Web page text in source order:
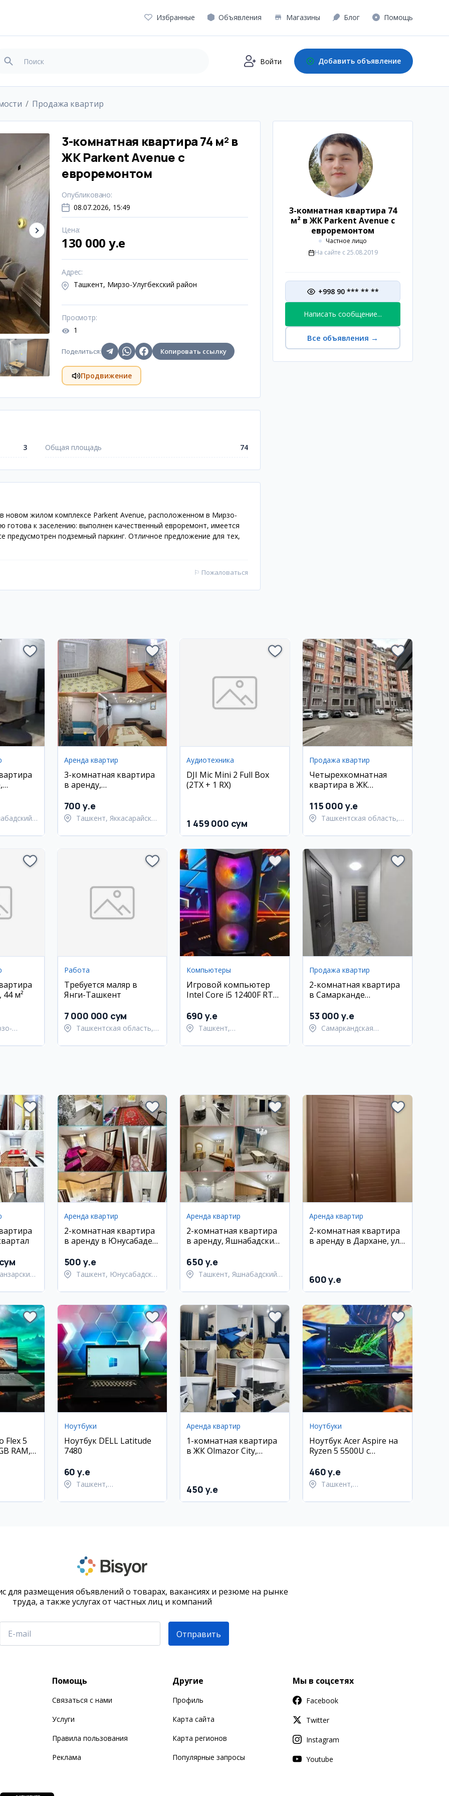
Избранные Объявления Магазины Блог Помощь
Войти Добавить объявление
Продажа квартир
3-комнатная квартира 74 м² в
ЖК Parkent Avenue с
евроремонтом
Опубликовано:
08.07.2026, 15:49
Цена:
130 000 y.e
Адрес:
Ташкент, Мирзо-Улугбекский район
Просмотр:
1
Поделиться: Копировать ссылку
Продвижение
3 Общая площадь 74
новом жилом комплексе Parkent Avenue, расположенном в Мирзо-
готова к заселению: выполнен качественный евроремонт, имеется
предусмотрен подземный паркинг. Отличное предложение для тех,
⚐ Пожаловаться
3-комнатная квартира 74
м² в ЖК Parkent Avenue с
евроремонтом
Частное лицо
На сайте с 25.08.2019
+998 90 *** ** **
Написать сообщение...
Все объявления →
Аренда квартир
3-комнатная квартира
в аренду,
ул. Шота Руставели
700 y.e
Ташкент, Яккасарайский
Аудиотехника
DJI Mic Mini 2 Full Box
(2TX + 1 RX)
1 459 000 сум
Продажа квартир
Четырехкомнатная
квартира в ЖК
Паркентский
115 000 y.e
Ташкентская область,
м²
Работа
Требуется маляр в
Янги-Ташкент
7 000 000 сум
Ташкентская область,
Компьютеры
Игровой компьютер
Intel Core i5 12400F RTX
690 y.e
Ташкент,
Продажа квартир
2-комнатная квартира
в Самарканде
53 000 y.e
Самаркандская
Самаркандский район
Аренда квартир
2-комнатная квартира
в аренду в Юнусабаде
500 y.e
Ташкент, Юнусабадский
Аренда квартир
2-комнатная квартира
в аренду, Яшнабадский
650 y.e
Ташкент, Яшнабадский
Аренда квартир
2-комнатная квартира
в аренду в Дархане, ул.
600 y.e
Flex 5
RAM,
Ноутбуки
Ноутбук DELL Latitude
7480
60 y.e
Ташкент,
Аренда квартир
1-комнатная квартира
в ЖК Olmazor City,
450 y.e
Ноутбуки
Ноутбук Acer Aspire на
Ryzen 5 5500U с
460 y.e
Ташкент,
для размещения объявлений о товарах, вакансиях и резюме на рынке
труда, а также услугах от частных лиц и компаний
Отправить
Помощь
Связаться с нами
Услуги
Правила пользования
Реклама
Другие
Профиль
Карта сайта
Карта регионов
Популярные запросы
Мы в соцсетях
Facebook
Twitter
Instagram
Youtube